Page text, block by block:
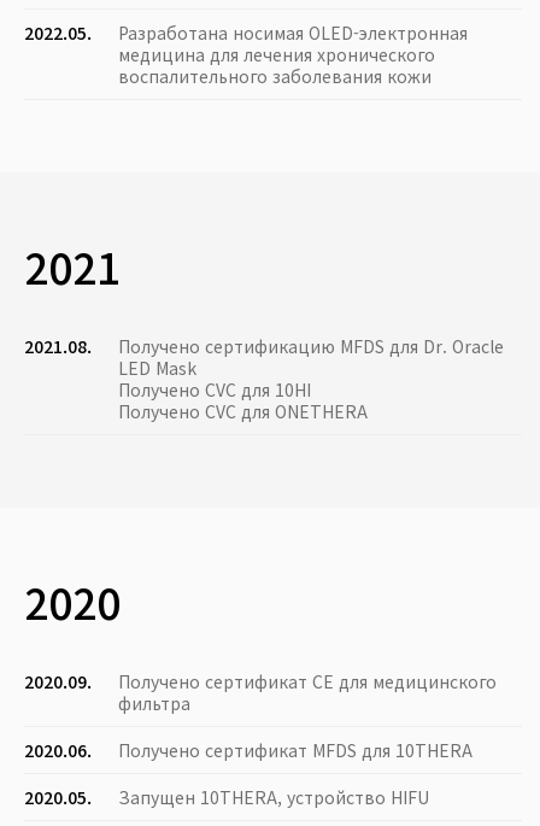
2022.05.
Разработана носимая OLED-электронная
медицина для лечения хронического
воспалительного заболевания кожи
2021
2021.08.
Получено сертификацию MFDS для Dr. Oracle
LED Mask
Получено CVC для 10HI
Получено CVC для ONETHERA
2020
2020.09.
Получено сертификат CE для медицинского
фильтра
2020.06.
Получено сертификат MFDS для 10THERA
2020.05.
Запущен 10THERA, устройство HIFU